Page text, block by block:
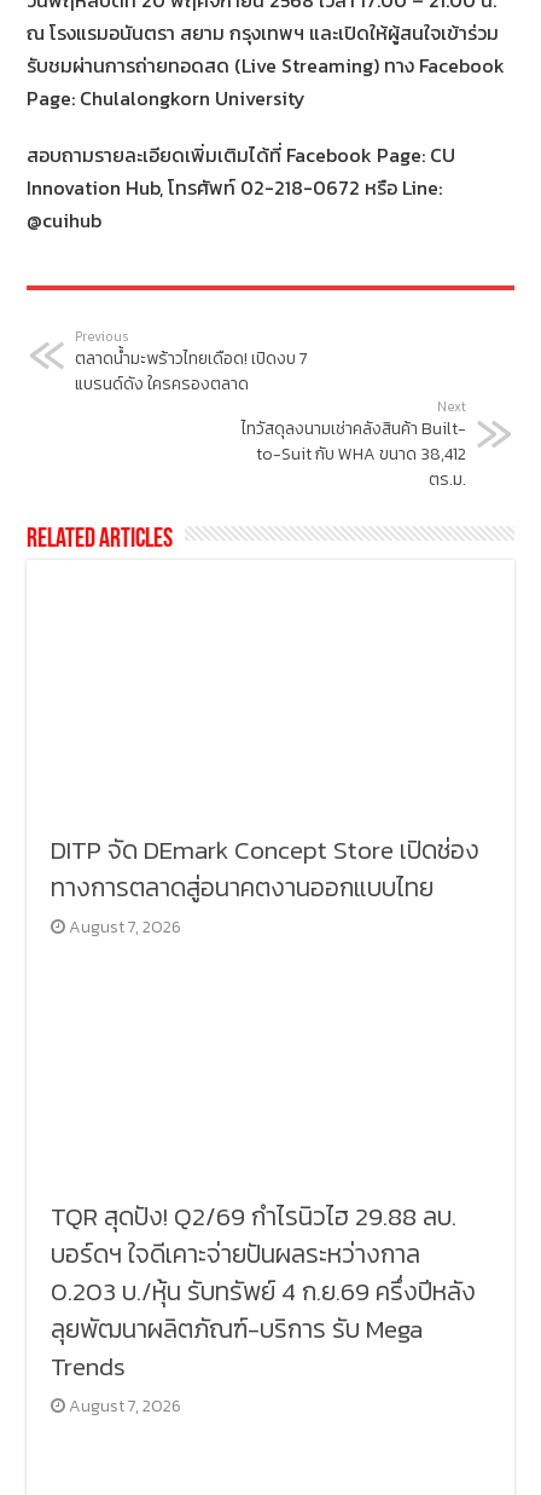
ณ โรงแรมอนันตรา สยาม กรุงเทพฯ และเปิดให้ผู้สนใจเข้าร่วม
รับชมผ่านการถ่ายทอดสด (Live Streaming) ทาง Facebook
Page: Chulalongkorn University
สอบถามรายละเอียดเพิ่มเติมได้ที่ Facebook Page: CU
Innovation Hub, โทรศัพท์ 02-218-0672 หรือ Line:
@cuihub
Previous
ตลาดน้ำมะพร้าวไทยเดือด! เปิดงบ 7
แบรนด์ดัง ใครครองตลาด
Next
ไทวัสดุลงนามเช่าคลังสินค้า Built-
to-Suit กับ WHA ขนาด 38,412
ตร.ม.
Related Articles
DITP จัด DEmark Concept Store เปิดช่อง
ทางการตลาดสู่อนาคตงานออกแบบไทย
August 7, 2026
TQR สุดปัง! Q2/69 กำไรนิวไฮ 29.88 ลบ.
บอร์ดฯ ใจดีเคาะจ่ายปันผลระหว่างกาล
0.203 บ./หุ้น รับทรัพย์ 4 ก.ย.69 ครึ่งปีหลัง
ลุยพัฒนาผลิตภัณฑ์-บริการ รับ Mega
Trends
August 7, 2026